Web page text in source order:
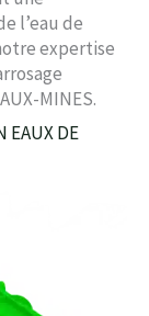
l’eau de
expertise
MINES.
EAUX DE